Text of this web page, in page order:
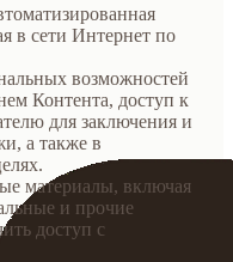
в сети Интернет по
возможностей
Контента, доступ к
для заключения и
а также в
материалы, включая
и прочие
доступ с